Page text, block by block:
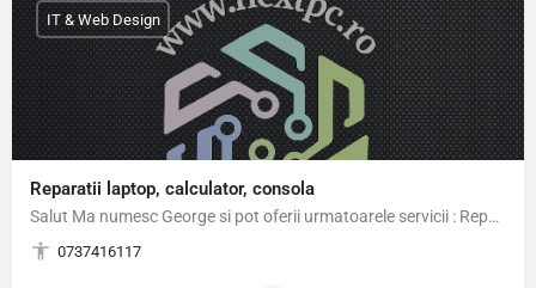
Reparatii laptop, calculator, consola
Salut Ma numesc George si pot oferii urmatoarele servicii : Reparatii, mentenanta si upgrade laptop,…
0737416117
IT & Web Design